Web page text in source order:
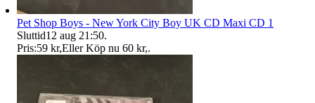
Pet Shop Boys - New York City Boy UK CD Maxi CD 1
Sluttid12 aug 21:50.
Pris:59 kr,Eller Köp nu 60 kr,.